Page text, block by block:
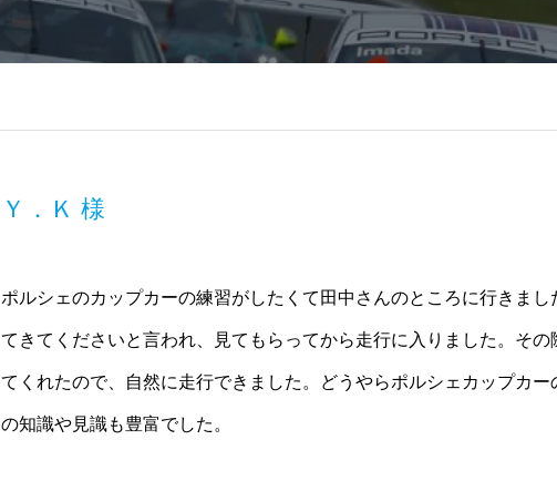
Ｙ．Ｋ 様
ポルシェのカップカーの練習がしたくて田中さんのところに行きま
てきてくださいと言われ、見てもらってから走行に入りました。そ
てくれたので、自然に走行できました。どうやらポルシェカップカ
の知識や見識も豊富でした。